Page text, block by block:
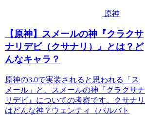
原神
【原神】スメールの神『クラクサ
ナリデビ（クサナリ）』とは？ど
んなキャラ？
原神の3.0で実装されると思われる「ス
メール」と、スメールの神『クラクサナ
リデビ』についての考察です。クサナリ
はどんな神？ウェンティ（バルバト